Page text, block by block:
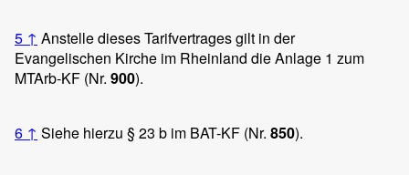
5 ↑ Anstelle dieses Tarifvertrages gilt in der
Evangelischen Kirche im Rheinland die Anlage 1 zum
MTArb-KF (Nr. 900).
6 ↑ Siehe hierzu § 23 b im BAT-KF (Nr. 850).